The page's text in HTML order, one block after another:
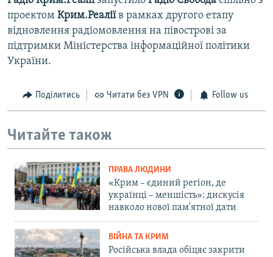
проектом Крим.Реаліїв рамках другого етапу
відновлення радіомовлення на півострові за
підтримки Міністерства інформаційної політики
України.
Поділитись Читати без VPN Follow us
Читайте також
ПРАВА ЛЮДИНИ
«Крим – єдиний регіон, де
українці – меншість»: дискусія
навколо нової пам'ятної дати
ВІЙНА ТА КРИМ
Російська влада обіцяє закрити